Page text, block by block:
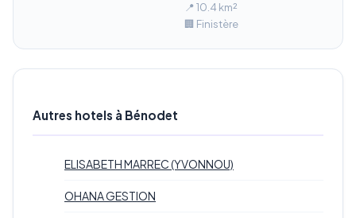
📍 10.4 km²
🏢 Finistère
Autres hotels à Bénodet
ELISABETH MARREC (YVONNOU)
OHANA GESTION